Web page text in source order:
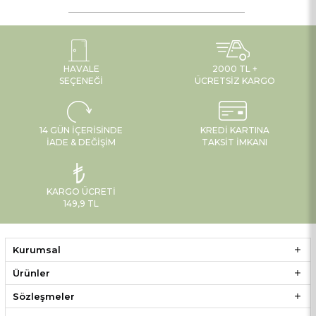
HAVALE
SEÇENEĞI
2000 TL +
ÜCRETSIZ KARGO
14 GÜN İÇERISINDE
İADE & DEĞIŞIM
KREDI KARTINA
TAKSIT İMKANI
KARGO ÜCRETI
149,9 TL
Kurumsal
Ürünler
Sözleşmeler